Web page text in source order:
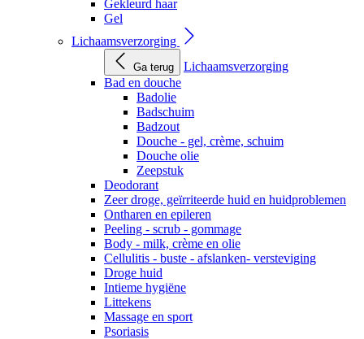
Gekleurd haar
Gel
Lichaamsverzorging
Ga terug
Lichaamsverzorging
Bad en douche
Badolie
Badschuim
Badzout
Douche - gel, crème, schuim
Douche olie
Zeepstuk
Deodorant
Zeer droge, geïrriteerde huid en huidproblemen
Ontharen en epileren
Peeling - scrub - gommage
Body - milk, crème en olie
Cellulitis - buste - afslanken- versteviging
Droge huid
Intieme hygiëne
Littekens
Massage en sport
Psoriasis